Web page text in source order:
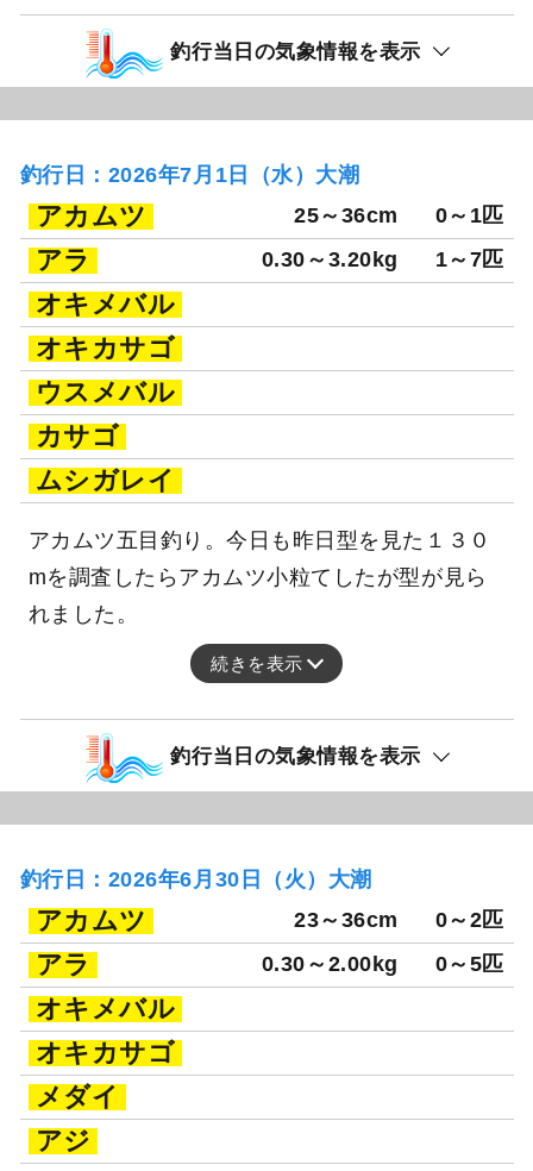
釣行当日の気象情報を表示
釣行日：2026年7月1日（水）大潮
アカムツ 25～36cm 0～1匹
アラ 0.30～3.20kg 1～7匹
オキメバル
オキカサゴ
ウスメバル
カサゴ
ムシガレイ
アカムツ五目釣り。今日も昨日型を見た１３０
mを調査したらアカムツ小粒てしたが型が見ら
れました。
続きを表示
釣行当日の気象情報を表示
釣行日：2026年6月30日（火）大潮
アカムツ 23～36cm 0～2匹
アラ 0.30～2.00kg 0～5匹
オキメバル
オキカサゴ
メダイ
アジ